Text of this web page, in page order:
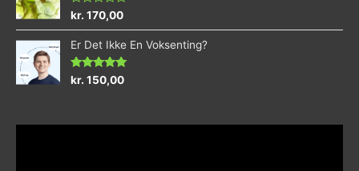
Vurderet
ud
af
5
kr. 170,00
Er Det Ikke En Voksenting?
Vurderet
ud af 5
kr. 150,00